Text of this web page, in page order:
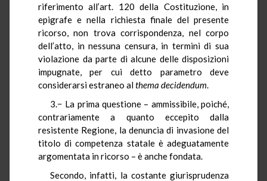
riferimento all’art. 120 della Costituzione, in
epigrafe e nella richiesta finale del presente
ricorso, non trova corrispondenza, nel corpo
dell’atto, in nessuna censura, in termini di sua
violazione da parte di alcune delle disposizioni
impugnate, per cui detto parametro deve
considerarsi estraneo althema decidendum.
3.− La prima questione – ammissibile, poiché,
contrariamente a quanto eccepito dalla
resistente Regione, la denuncia di invasione del
titolo di competenza statale è adeguatamente
argomentata in ricorso – è anche fondata.
Secondo, infatti, la costante giurisprudenza